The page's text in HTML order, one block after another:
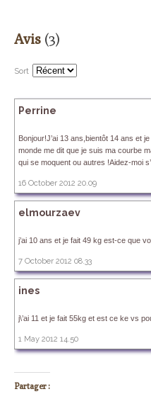
Avis (3)
Sort
Perrine
Bonjour!J’ai 13 ans,bientôt 14 ans et
monde me dit que je suis ma courbe
qui se moquent ou autres !Aidez-moi
16 October 2012 20.09
elmourzaev
j’ai 10 ans et je fait 49 kg est-ce que
7 October 2012 08.33
ines
j\’ai 11 et je fait 55kg et est ce ke vs
1 May 2012 14.50
Partager :